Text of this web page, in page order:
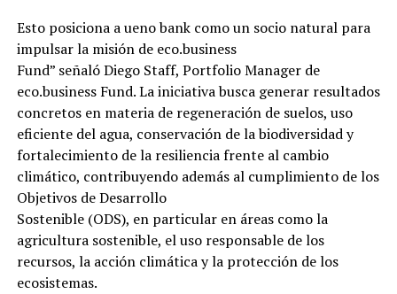
Esto posiciona a ueno bank como un socio natural para
impulsar la misión de eco.business
Fund” señaló Diego Staff, Portfolio Manager de
eco.business Fund. La iniciativa busca generar resultados
concretos en materia de regeneración de suelos, uso
eficiente del agua, conservación de la biodiversidad y
fortalecimiento de la resiliencia frente al cambio
climático, contribuyendo además al cumplimiento de los
Objetivos de Desarrollo
Sostenible (ODS), en particular en áreas como la
agricultura sostenible, el uso responsable de los
recursos, la acción climática y la protección de los
ecosistemas.